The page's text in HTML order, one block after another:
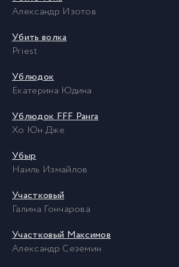
Александр Изотов
Убить волка
Priest
Ублюдок
Екатерина Юдина
Ублюдок FFF Ранга
Хо Юн Дже
Убыр
Наиль Измайлов
Участковый
Галина Гончарова
Участковый Максимов
Александр Сеземин